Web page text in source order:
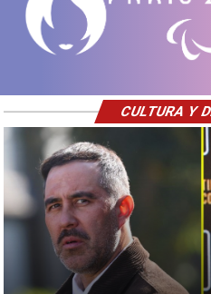
CULTURA Y